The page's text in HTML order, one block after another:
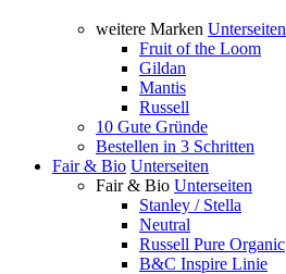
weitere Marken Unterseiten
Fruit of the Loom
Gildan
Mantis
Russell
10 Gute Gründe
Bestellen in 3 Schritten
Fair & Bio Unterseiten
Fair & Bio Unterseiten
Stanley / Stella
Neutral
Russell Pure Organic
B&C Inspire Linie